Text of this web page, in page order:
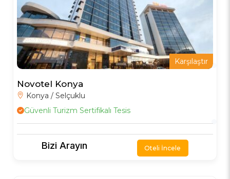
Karşılaştır
Novotel Konya
Konya / Selçuklu
Güvenli Turizm Sertifikalı Tesis
Bizi Arayın Oteli İncele